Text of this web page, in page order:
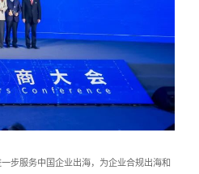
步服务中国企业出海，为企业合规出海和